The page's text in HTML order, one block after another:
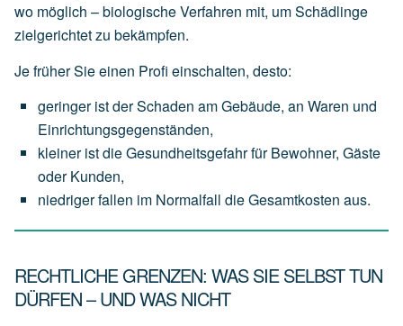
wo möglich – biologische Verfahren mit, um Schädlinge
zielgerichtet zu bekämpfen.
Je früher Sie einen Profi einschalten, desto:
geringer istderSchaden amGebäude, an Waren und
Einrichtungsgegenständen,
kleiner istdieGesundheitsgefahrfür Bewohner, Gäste
oder Kunden,
niedrigerfallen im Normalfall dieGesamtkosten aus.
RECHTLICHE GRENZEN: WAS SIE SELBST TUN
DÜRFEN – UND WAS NICHT